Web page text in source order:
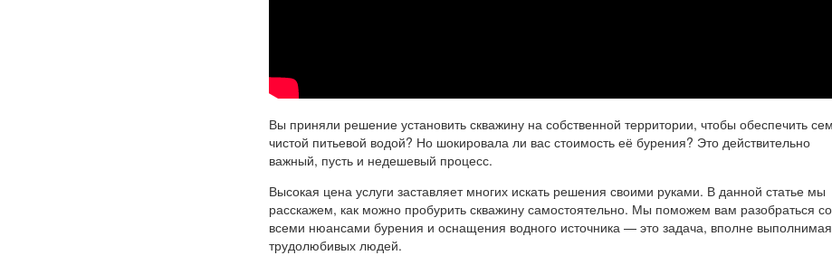
Вы приняли решение установить скважину на собственной территории, чтобы обеспечить
чистой питьевой водой? Но шокировала ли вас стоимость её бурения? Это действительно
важный, пусть и недешевый процесс.
Высокая цена услуги заставляет многих искать решения своими руками. В данной статье мы
расскажем, как можно пробурить скважину самостоятельно. Мы поможем вам разобраться со
всеми нюансами бурения и оснащения водного источника — это задача, вполне
трудолюбивых людей.